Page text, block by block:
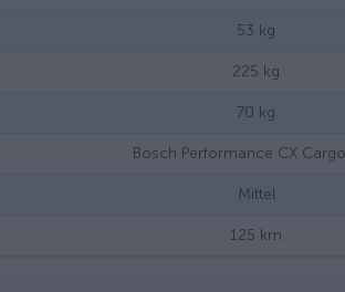
53 kg
225 kg
70 kg
Bosch Performance CX
Mittel
125 km